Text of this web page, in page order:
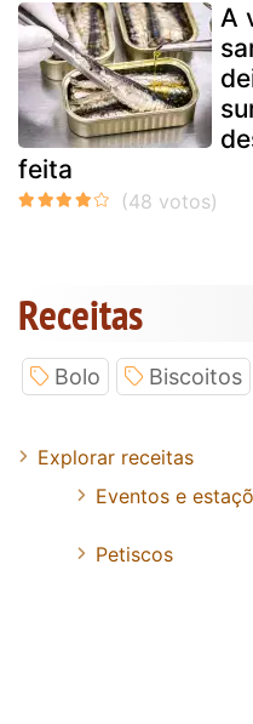
A
feita
Receitas
Bolo Biscoitos
Explorar receitas
Eventos e
Petiscos